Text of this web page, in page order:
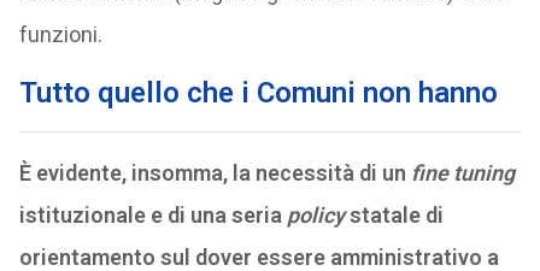
funzioni.
Tutto quello che i Comuni non hanno
È evidente, insomma, la necessità di un fine tuning
istituzionale e di una seria policystatale di
orientamento sul dover essere amministrativo a